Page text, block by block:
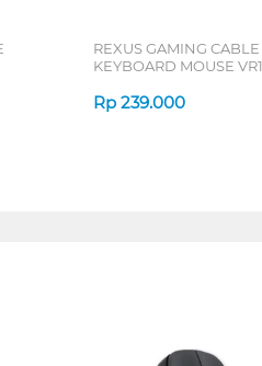
REXUS GAMING CABLE
KEYBOARD MOUSE VR1
Rp 239.000